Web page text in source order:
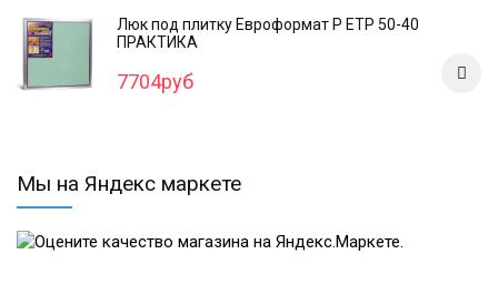
Люк под плитку Евроформат Р ЕТР 50-40
ПРАКТИКА
7704руб
Мы на Яндекс маркете